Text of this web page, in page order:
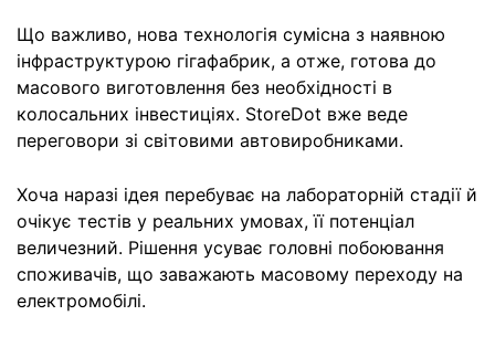
Що важливо, нова технологія сумісна з наявною
інфраструктурою гігафабрик, а отже, готова до
масового виготовлення без необхідності в
колосальних інвестиціях. StoreDot вже веде
переговори зі світовими автовиробниками.
Хоча наразі ідея перебуває на лабораторній стадії й
очікує тестів у реальних умовах, її потенціал
величезний. Рішення усуває головні побоювання
споживачів, що заважають масовому переходу на
електромобілі.